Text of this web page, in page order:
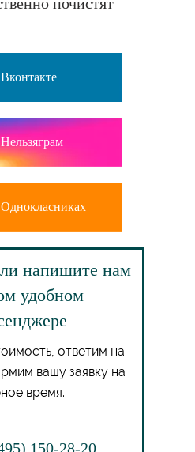
напишите нам
удобном
ответим на
вашу заявку на
время.
150-28-20